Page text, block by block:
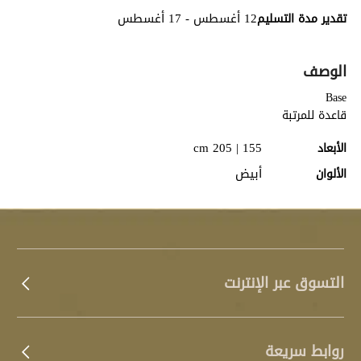
تقدير مدة التسليم12 أغسطس - 17 أغسطس
الوصف
Base
قاعدة للمرتبة
الأبعاد
155 | 205 cm
الألوان أبيض
التسوق عبر الإنترنت
روابط سريعة